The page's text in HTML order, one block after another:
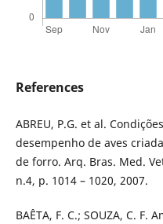
References
ABREU, P.G. et al.
desempenho de aves
de forro. Arq. Bras. Med.
n.4, p. 1014 – 1020, 2007.
BAÊTA, F. C.; SOUZA, C.